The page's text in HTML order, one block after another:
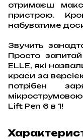
отримаєш
пристрою.
набуватиме
Звучить
Просто
ELLE, які
краси за
потрібен
Lift Pen 6 в 1!